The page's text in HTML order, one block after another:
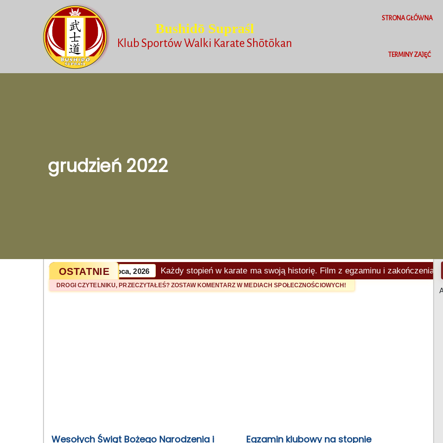
Bushidō Supraśl
Klub Sportów Walki Karate Shōtōkan
STRONA GŁÓWNA
TERMINY ZAJĘĆ
grudzień 2022
OSTATNIE
Artykuł z 15 lipca, 2026 Każdy stopień w karate ma swoją historię. Film z egzaminu i zakończenia sezonu
DROGI CZYTELNIKU, PRZECZYTAŁEŚ? ZOSTAW KOMENTARZ W MEDIACH SPOŁECZNOŚCIOWYCH!
Wesołych Świąt Bożego Narodzenia i Egzamin klubowy na stopnie